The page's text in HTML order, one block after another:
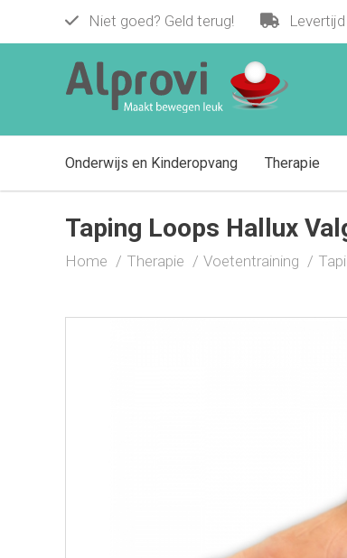
Niet goed? Geld terug!
Onderwijs en Kinderopvang Therapie
Taping Loops Hallux
Home Therapie Voetentraining
Taping Loops Hallux Valgus /
€ 17,95